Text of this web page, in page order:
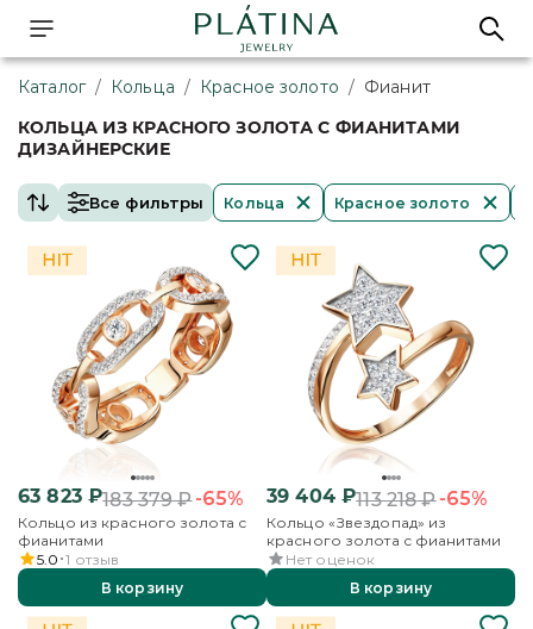
Каталог / Кольца / Красное золото / Фианит
КОЛЬЦА ИЗ КРАСНОГО ЗОЛОТА С ФИАНИТАМИ
ДИЗАЙНЕРСКИЕ
Все фильтры Кольца Красное золото
63 823₽183 379₽-65%
Кольцо из красного золота с
фианитами
5.0 1 отзыв
В корзину
39 404₽113 218₽-65%
Кольцо «Звездопад» из
красного золота с фианитами
Нет оценок
В корзину